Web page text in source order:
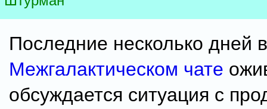
Последние несколько дней
Межгалактическом чате
обсуждается ситуация с